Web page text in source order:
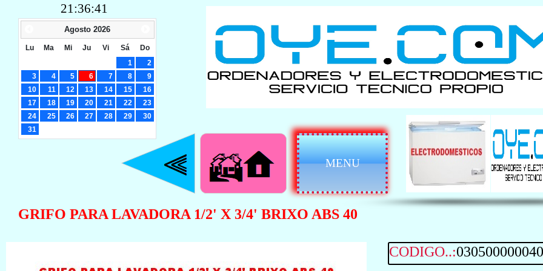
CODIGO..:030500000040
GRIFO PARA LAVADORA 1/2' X 3/4' BRIXO ABS 40
21:36:42
Agosto 2026
Lu Ma Mi Ju Vi Sá
Do
1
2
3
4 5 6 7 8
9
10
11 12 13 14 15
16
17
18 19 20 21 22
23
24
25 26 27 28 29
30
31
MENU